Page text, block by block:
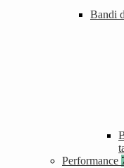
Bandi
Performance